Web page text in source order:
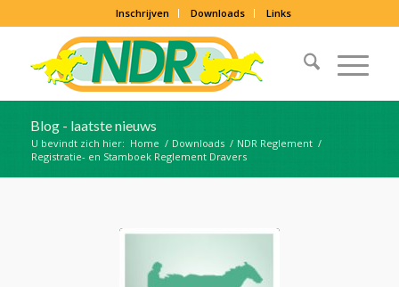
Inschrijven Downloads Links
Blog - laatste nieuws
U bevindt zich hier: Home / Downloads / NDR Reglement /
Registratie- en Stamboek Reglement Dravers